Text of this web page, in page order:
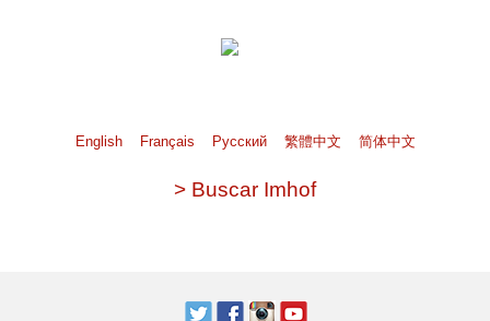
English Français Pусский 繁體中文 简体中文
> Buscar Imhof